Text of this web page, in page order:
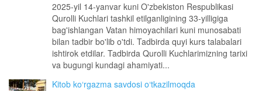
2025-yil 14-yanvar kuni O'zbekiston Respublikasi
Qurolli Kuchlari tashkil etilganligining 33-yilligiga
bag'ishlangan Vatan himoyachilari kuni munosabati
bilan tadbir bo'lib o'tdi. Tadbirda quyi kurs talabalari
ishtirok etdilar. Tadbirda Qurolli Kuchlarimizning tarixi
va bugungi kundagi ahamiyati...
Kitob ko‘rgazma savdosi o‘tkazilmoqda